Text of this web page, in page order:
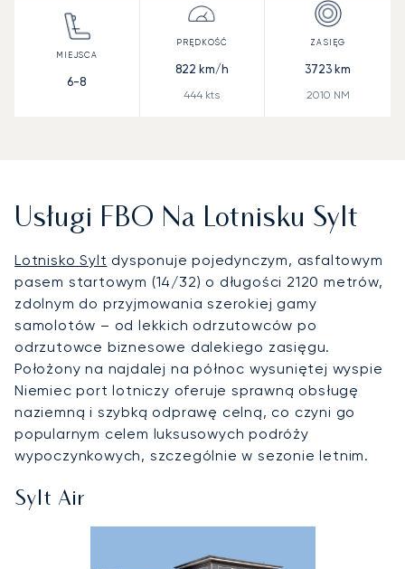
6-8
822 km/h
444 kts
3723 km
2010 NM
Usługi FBO Na Lotnisku Sylt
Lotnisko Sylt dysponuje pojedynczym, asfaltowym
pasem startowym (14/32) o długości 2120 metrów,
zdolnym do przyjmowania szerokiej gamy
samolotów – od lekkich odrzutowców po
odrzutowce biznesowe dalekiego zasięgu.
Położony na najdalej na północ wysuniętej wyspie
Niemiec port lotniczy oferuje sprawną obsługę
naziemną i szybką odprawę celną, co czyni go
popularnym celem luksusowych podróży
wypoczynkowych, szczególnie w sezonie letnim.
Sylt Air